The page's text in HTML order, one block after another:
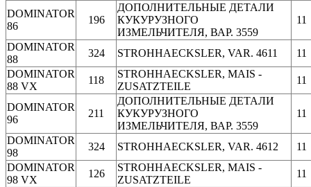
DOMINATOR
86
196
ДОПОЛНИТЕЛЬНЫЕ ДЕТАЛИ
КУКУРУЗНОГО
ИЗМЕЛЬЧИТЕЛЯ, ВАР. 3559
11
DOMINATOR
88
324 STROHHAECKSLER, VAR. 4611
11
DOMINATOR
88 VX
118
STROHHAECKSLER, MAIS -
ZUSATZTEILE
11
DOMINATOR
96
211
ДОПОЛНИТЕЛЬНЫЕ ДЕТАЛИ
КУКУРУЗНОГО
ИЗМЕЛЬЧИТЕЛЯ, ВАР. 3559
11
DOMINATOR
98
324 STROHHAECKSLER, VAR. 4612
11
DOMINATOR
98 VX
126
STROHHAECKSLER, MAIS -
ZUSATZTEILE
11